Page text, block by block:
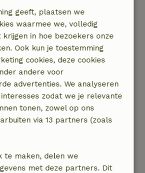
Bij een boeking met aanvang
gratis annuleren binnen 24
gestelde periode heb je
van het
deel van de reissom en 100% van
aankomst: 70% terugbetaald
aankomst: 40% terugbetaald
10% terugbetaald
of later: geen terugbetaling
geeft, plaatsen we
waarmee we, volledig
krijgen in hoe bezoekers onze
Ook kun je toestemming
cookies, deze cookies
andere voor
advertenties. We analyseren
zodat we je relevante
tonen, zowel op ons
via 13 partners (zoals
te maken, delen we
met deze partners. Dit